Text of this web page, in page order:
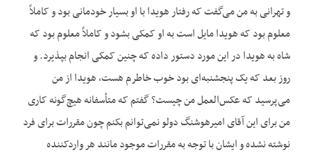
و تهرانی به من می‌گفت که رفتار هویدا با او بسیار خودمانی بود و کاملاً
معلوم بود که هویدا مایل است به او کمکی بشود و کاملاً معلوم بود که
شاه به هویدا در این مورد دستور داده که چنین کمکی انجام بپذیرد. و
روز بعد که یک پنجشنبه‌ای بود خوب خاطرم هست، هویدا از من
می‌پرسید که عکس‌العمل من چیست؟ گفتم که متأسفانه هیچ‌گونه کاری
من برای این آقای امیرهوشنگ دولو نمی‌توانم بکنم چون مقررات برای فرد
نوشته نشده و ایشان با توجه به مقررات موجود مانند هر واردکننده